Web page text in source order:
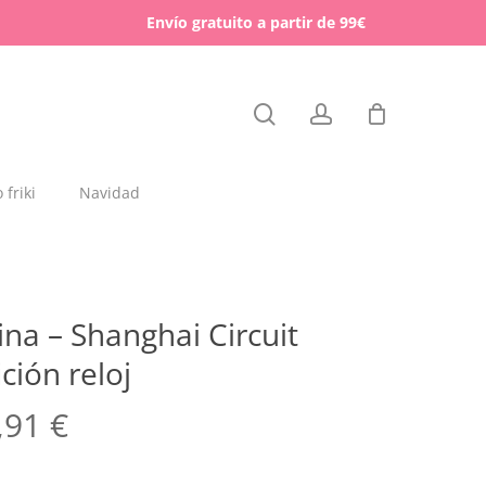
Envío gratuito a partir de 99€
dedicados
para mascotas
friki Navidad
Close
– Shanghai Circuit
reloj
€